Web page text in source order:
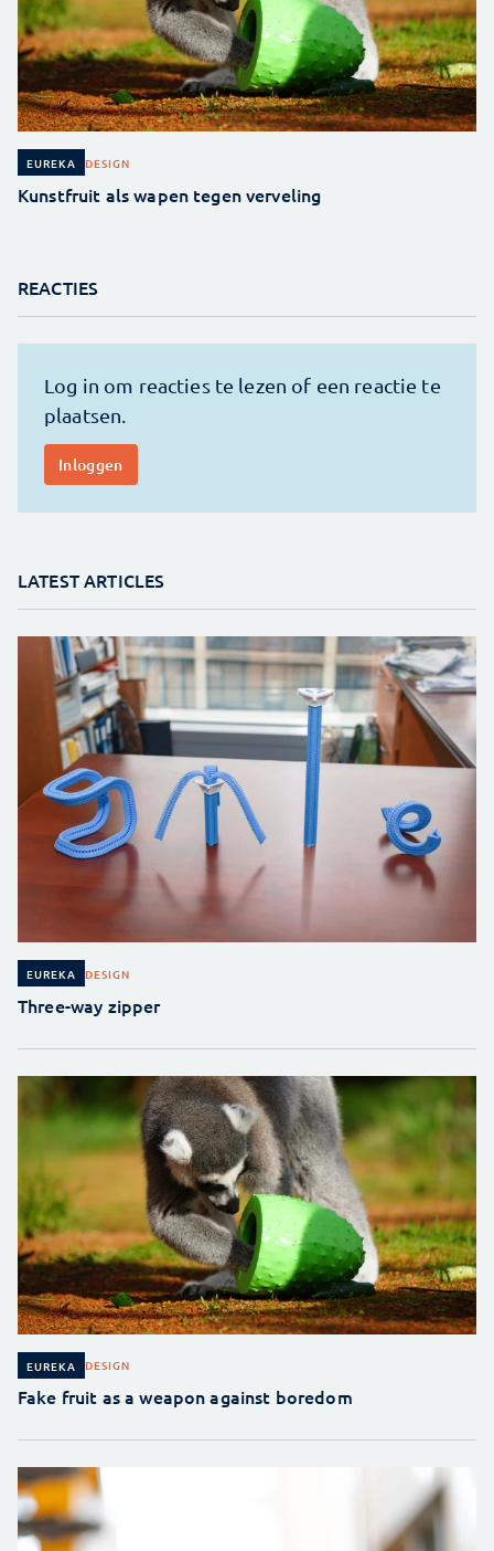
EUREKA DESIGN
Kunstfruit als wapen tegen verveling
REACTIES
LATEST ARTICLES
EUREKA DESIGN
Three-way zipper
EUREKA DESIGN
Fake fruit as a weapon against boredom